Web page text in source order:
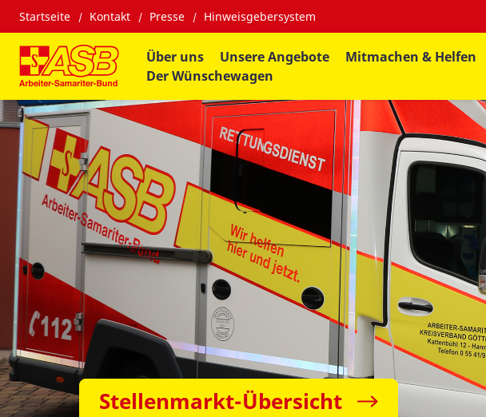
Startseite Kontakt Presse Hinweisgebersystem
Über uns Unsere Angebote Mitmachen & Helfen
Der Wünschewagen
Stellenmarkt-Übersicht